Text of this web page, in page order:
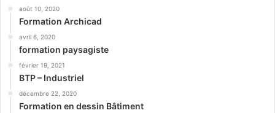
août 10, 2020
Formation Archicad
avril 6, 2020
formation paysagiste
février 19, 2021
BTP – Industriel
décembre 22, 2020
Formation en dessin Bâtiment